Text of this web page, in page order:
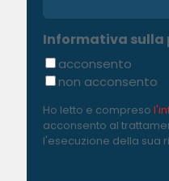
Informativa sulla
acconsento
non acconsento
Ho letto e compreso
acconsento al
l'esecuzione della sua